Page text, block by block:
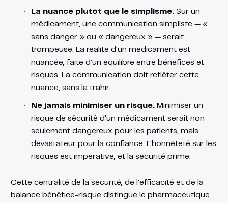
La nuance plutôt que le simplisme.Sur un
médicament, une communication simpliste — «
sans danger » ou « dangereux » — serait
trompeuse. La réalité d’un médicament est
nuancée, faite d’un équilibre entre bénéfices et
risques. La communication doit refléter cette
nuance, sans la trahir.
Ne jamais minimiser un risque.Minimiser un
risque de sécurité d’un médicament serait non
seulement dangereux pour les patients, mais
dévastateur pour la confiance. L’honnêteté sur les
risques est impérative, et la sécurité prime.
Cette centralité de la sécurité, de l’efficacité et de la
balance bénéfice-risque distingue le pharmaceutique.